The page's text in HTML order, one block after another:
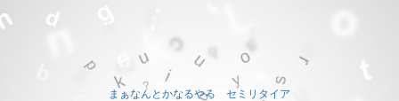
まぁなんとかなるやろ セミリタイア